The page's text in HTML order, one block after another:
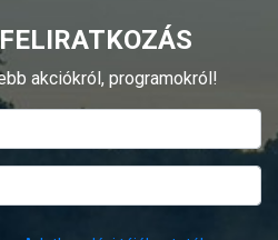
akciókról, programokról!